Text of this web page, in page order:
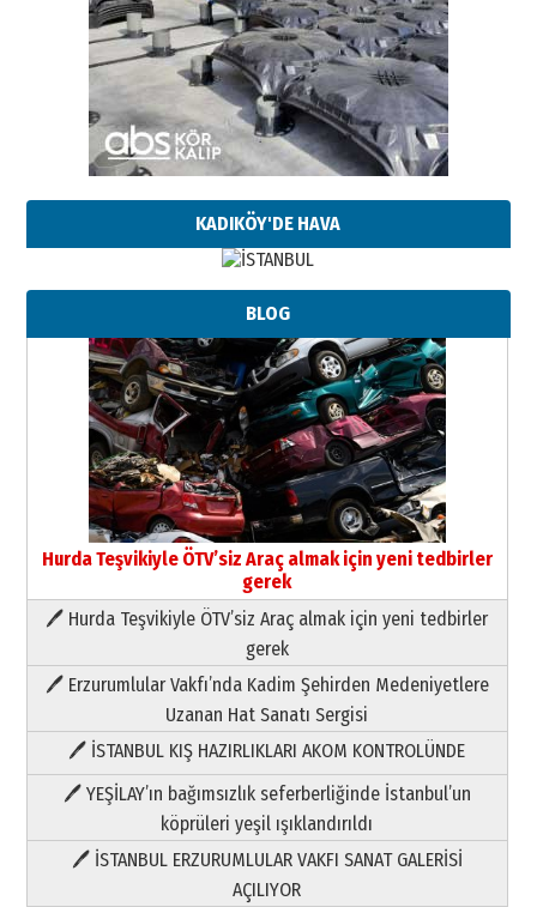
KADIKÖY'DE HAVA
BLOG
Hurda Teşvikiyle ÖTV’siz Araç almak için yeni tedbirler
gerek
🖊 Hurda Teşvikiyle ÖTV’siz Araç almak için yeni tedbirler
gerek
🖊 Erzurumlular Vakfı’nda Kadim Şehirden Medeniyetlere
Uzanan Hat Sanatı Sergisi
🖊 İSTANBUL KIŞ HAZIRLIKLARI AKOM KONTROLÜNDE
🖊 YEŞİLAY’ın bağımsızlık seferberliğinde İstanbul’un
köprüleri yeşil ışıklandırıldı
🖊 İSTANBUL ERZURUMLULAR VAKFI SANAT GALERİSİ
AÇILIYOR
Neşat YALÇIN
Paranın Aile Kültüründeki Yeri
03 Ağustos 2026 Pazartesi
Yıldırım Gündoğdu
HAVVA’NIN ÜÇ KIZI
09 Temmuz 2026 Perşembe
Yusuf POLAT
Şampiyonluk Sebahattin Şirin’e
11 Mayıs 2026 Pazartesi
Paranın Aile Kültüründeki Yeri
Yıldırım Gündoğdu
HAVVA’NIN ÜÇ KIZI
09 Temmuz 2026 Perşembe